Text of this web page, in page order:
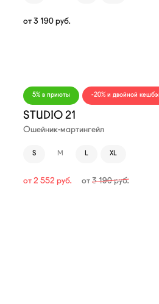
от3 190руб.
5% в приюты -20% и двойной
STUDIO 21
Ошейник-мартингейл
S M L XL
от2 552руб. от 3 190руб.